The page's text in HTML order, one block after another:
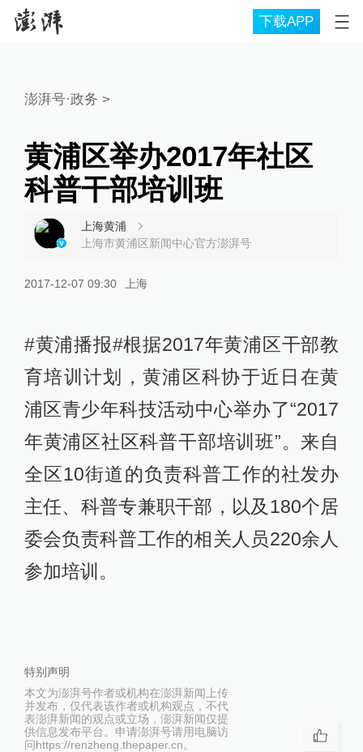
下载APP
澎湃号·政务 >
黄浦区举办2017年社区
科普干部培训班
上海黄浦
上海市黄浦区新闻中心官方澎湃号
2017-12-07 09:30 上海
#黄浦播报#根据2017年黄浦区干部教
育培训计划，黄浦区科协于近日在黄
浦区青少年科技活动中心举办了“2017
年黄浦区社区科普干部培训班”。来自
全区10街道的负责科普工作的社发办
主任、科普专兼职干部，以及180个居
委会负责科普工作的相关人员220余人
参加培训。
特别声明
本文为澎湃号作者或机构在澎湃新闻上传
并发布，仅代表该作者或机构观点，不代
表澎湃新闻的观点或立场，澎湃新闻仅提
供信息发布平台。申请澎湃号请用电脑访
问https://renzheng.thepaper.cn。